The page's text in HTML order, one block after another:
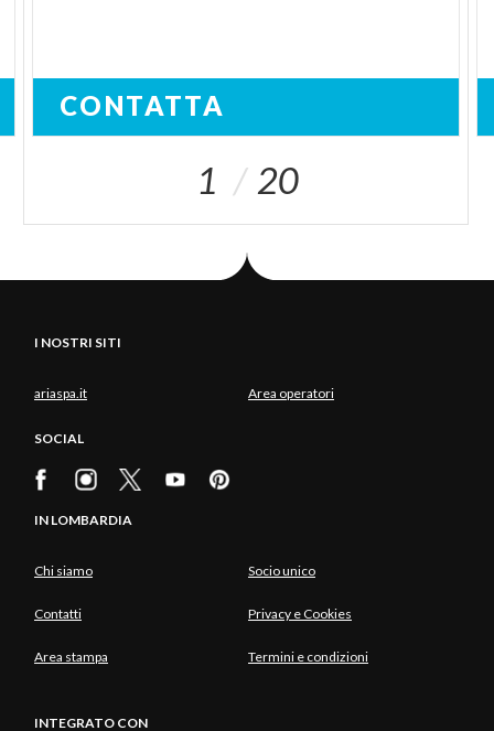
CONTATTA
1 20
I NOSTRI SITI
ariaspa.it Area operatori
SOCIAL
IN LOMBARDIA
Chi siamo Socio unico
Contatti Privacy e Cookies
Area stampa Termini e condizioni
INTEGRATO CON